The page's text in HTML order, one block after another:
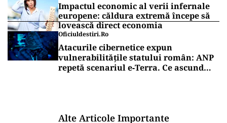
Impactul economic al verii infernale
europene: căldura extremă începe să
lovească direct economia
Oficiuldestiri.ro
Atacurile cibernetice expun
vulnerabilitățile statului român: ANP
repetă scenariul e‑Terra. Ce ascund
Alte Articole Importante